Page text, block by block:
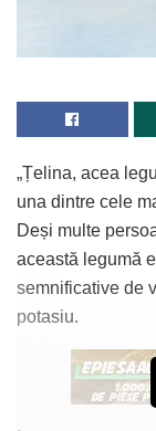
„Țelina, acea
una dintre cele
Deși multe
această legumă
semnificative de
potasiu.